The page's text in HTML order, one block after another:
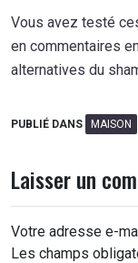
Vous avez testé
en commentaires
alternatives du
PUBLIÉ DANS MAISON
Laisser un
Votre adresse e-
Les champs